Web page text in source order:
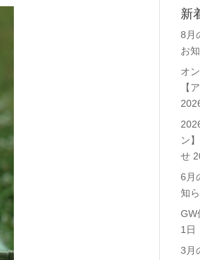
カ
イ
ブ
新
8月
お
オ
【
ン
せ
6月
知
GW
1日
3月